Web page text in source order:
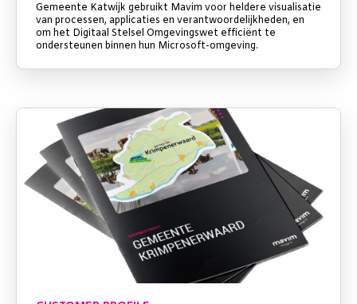
Gemeente Katwijk gebruikt Mavim voor heldere visualisatie
van processen, applicaties en verantwoordelijkheden, en
om het Digitaal Stelsel Omgevingswet efficiënt te
ondersteunen binnen hun Microsoft-omgeving.